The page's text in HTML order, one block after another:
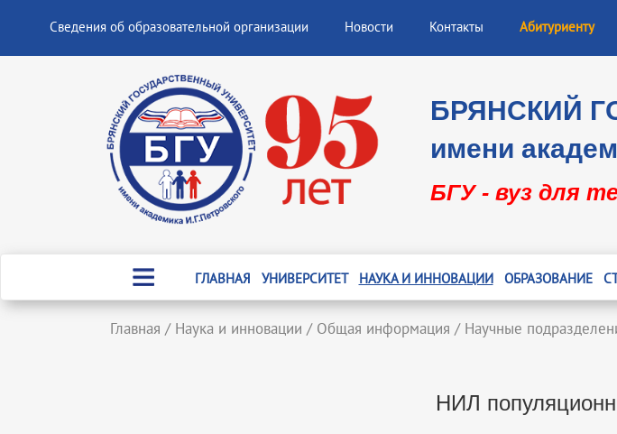
Сведения об образовательной организации Новости Контакты Абитуриенту
БРЯНСКИЙ
имени
БГУ - вуз для
ГЛАВНАЯ УНИВЕРСИТЕТ НАУКА И ИННОВАЦИИ ОБРАЗОВАНИЕ
Главная / Наука и инновации / Общая информация / Научные
НИЛ